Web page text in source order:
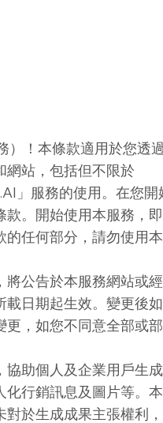
）！本條款適用於您透
網站，包括但不限於
」服務的使用。在您開
款。開始使用本服務，
任何部分，請勿使用
公告於本服務網站或
載日期起生效。變更後
，如您不同意全部或
助個人及企業用戶生
行銷訊息及圖片等。
於生成成果主張權利